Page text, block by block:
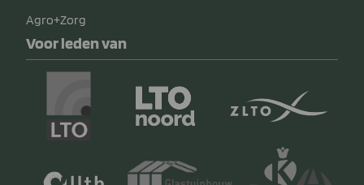
Agro+Zorg
Voor leden van